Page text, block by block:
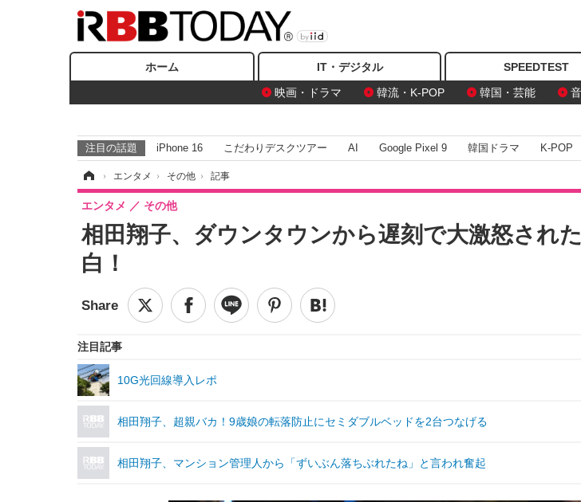
ホーム IT・デジタル SPEEDTEST
映画・ドラマ
韓流・K-POP 韓国・芸能
注目の話題 iPhone 16 こだわりデスクツアー AI Google Pixel 9 韓国ドラマ K-POP
› エンタメ › その他 › 記事
相田翔子、ダウンタウンから遅刻で大激怒され
白！
エンタメ その他
注目記事
10G光回線導入レポ
相田翔子、超親バカ！9歳娘の転落防止にセミダブルベッドを2台つなげる
相田翔子、マンション管理人から「ずいぶん落ちぶれたね」と言われ奮起